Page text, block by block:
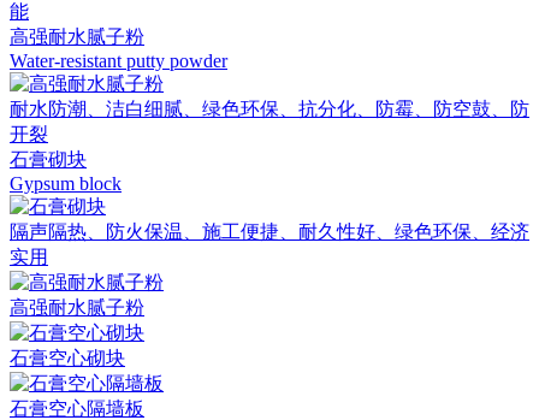
能
高强耐水腻子粉
Water-resistant putty powder
耐水防潮、洁白细腻、绿色环保、抗分化、防霉、防空鼓、防
开裂
石膏砌块
Gypsum block
隔声隔热、防火保温、施工便捷、耐久性好、绿色环保、经济
实用
高强耐水腻子粉
石膏空心砌块
石膏空心隔墙板